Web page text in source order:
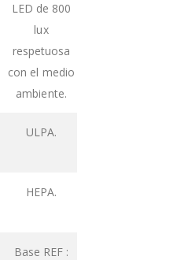
LED de 800
lux
respetuosa
con el medio
ambiente.
ULPA.
HEPA.
Base REF :